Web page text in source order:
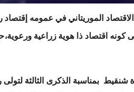
الموريتاني في عمومه إقتصاد
اقتصاد ذا هوية زراعية
بمناسبة الذكرى الثالثة